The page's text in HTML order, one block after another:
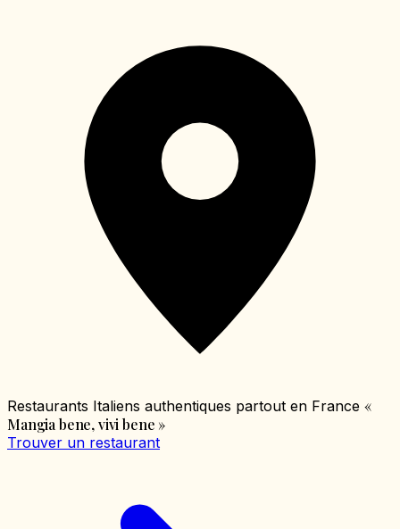
Restaurants Italiens authentiques partout en France «
Mangia bene, vivi bene »
Trouver un restaurant